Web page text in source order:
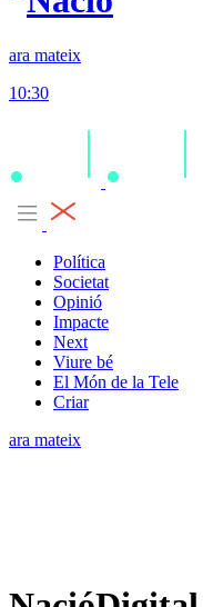
ara mateix
10:30
Política
Societat
Opinió
Impacte
Next
Viure bé
El Món de la Tele
Criar
ara mateix